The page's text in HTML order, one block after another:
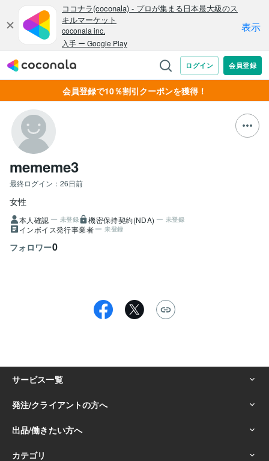
会員登録で10％割引クーポンを獲得！
mememe3
最終ログイン： 26日前
女性
本人確認 未登録 機密保持契約(NDA) 未登録
インボイス発行事業者 未登録
フォロワー0